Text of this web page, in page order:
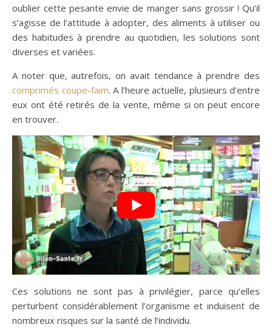
oublier cette pesante envie de manger sans grossir ! Qu’il
s’agisse de l’attitude à adopter, des aliments à utiliser ou
des habitudes à prendre au quotidien, les solutions sont
diverses et variées.
A noter que, autrefois, on avait tendance à prendre des
comprimés coupe-faim. A l’heure actuelle, plusieurs d’entre
eux ont été retirés de la vente, même si on peut encore
en trouver.
Ces solutions ne sont pas à privilégier, parce qu’elles
perturbent considérablement l’organisme et induisent de
nombreux risques sur la santé de l’individu.